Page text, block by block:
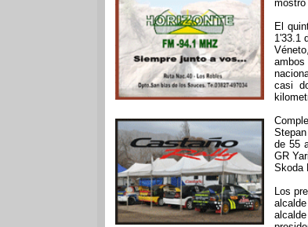
El
1'33.1
ambos
casi
de 55
GR
Skoda
Los